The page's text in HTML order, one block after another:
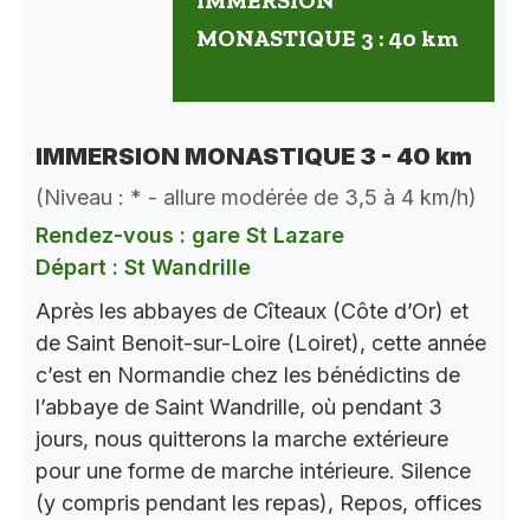
MONASTIQUE 3 : 40 km
IMMERSION MONASTIQUE 3 - 40 km
(Niveau : * - allure modérée de 3,5 à 4 km/h)
Rendez-vous : gare St Lazare
Départ : St Wandrille
Après les abbayes de Cîteaux (Côte d’Or) et
de Saint Benoit-sur-Loire (Loiret), cette année
c’est en Normandie chez les bénédictins de
l’abbaye de Saint Wandrille, où pendant 3
jours, nous quitterons la marche extérieure
pour une forme de marche intérieure. Silence
(y compris pendant les repas), Repos, offices